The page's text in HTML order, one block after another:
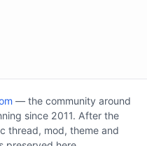
— the community around
since 2011. After the
thread, mod, theme and